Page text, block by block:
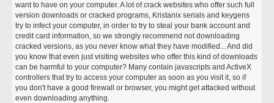
want to have on your computer. A lot of crack websites who offer such full
version downloads or cracked programs, Kristanix serials and keygens
try to infect your computer, in order to try to steal your bank account and
credit card information, so we strongly recommend not downloading
cracked versions, as you never know what they have modified... And did
you know that even just visiting websites who offer this kind of downloads
can be harmful to your computer? Many contain javascripts and ActiveX
controllers that try to access your computer as soon as you visit it, so if
you don't have a good firewall or browser, you might get attacked without
even downloading anything.